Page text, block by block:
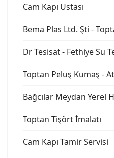
Cam Kapı Ustası
Bema Plas Ltd. Şti -
Dr Tesisat - Fethiye Su
Toptan Peluş Kumaş -
Bağcılar Meydan Yerel
Toptan Tişört İmalatı
Cam Kapı Tamir Servisi